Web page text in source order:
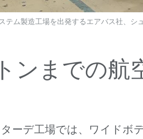
テム製造工場を出発するエアバス社、シ
ンまでの航
ーデ工場では、ワイドボ